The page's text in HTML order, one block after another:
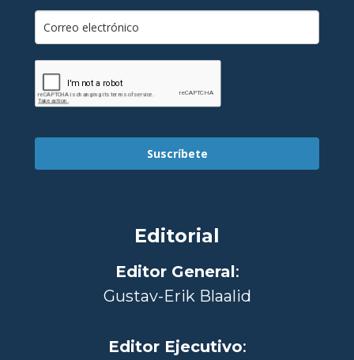
Suscríbete
Editorial
Editor General:
Gustav-Erik Blaalid
Editor Ejecutivo: